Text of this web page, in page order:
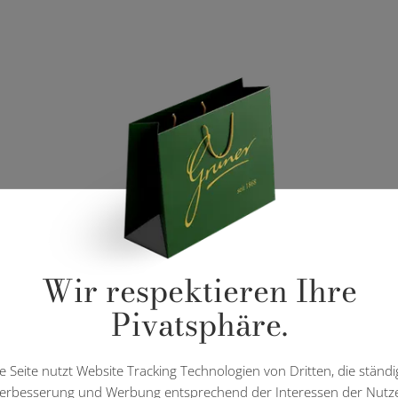
Wir respektieren Ihre
Pivatsphäre.
Seite nutzt Website Tracking Technologien von Dritten, die
und Werbung entsprechend der Interessen der